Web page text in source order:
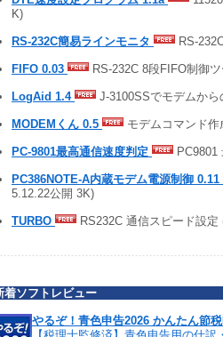
K)
RS-232C簡易ラインモニタ RS-
FIFO 0.03 RS-232C 8段FIFO制御
LogAid 1.4 J-3100SSでモデムか
MODEMくん 0.5 モデムコマンド
PC-9801最高通信速度判定 PC9801
PC386NOTE-A内蔵モデム電源制御 0.11
5.12.22公開 3K)
TURBO RS232C 通信スピード設
着ソフトレビュー
やるぞ！青色申告2026 かんたん節